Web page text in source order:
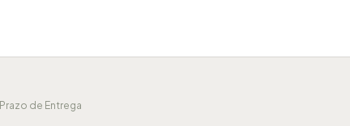
Prazo de Entrega